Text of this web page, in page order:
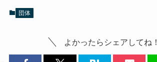
団体
よかったらシェアしてね！